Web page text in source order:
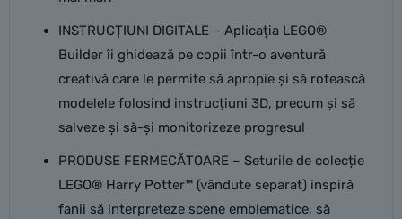
INSTRUCȚIUNI DIGITALE – Aplicația LEGO®
Builder îi ghidează pe copii într-o aventură
creativă care le permite să apropie și să rotească
modelele folosind instrucțiuni 3D, precum și să
salveze și să-și monitorizeze progresul
PRODUSE FERMECĂTOARE – Seturile de colecție
LEGO® Harry Potter™ (vândute separat) inspiră
fanii să interpreteze scene emblematice, să